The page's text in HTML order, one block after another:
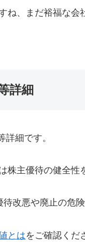
ね、まだ裕福な会
詳細
詳細です。
株主優待の健全性
改悪や廃止の危
とはをご確認くだ